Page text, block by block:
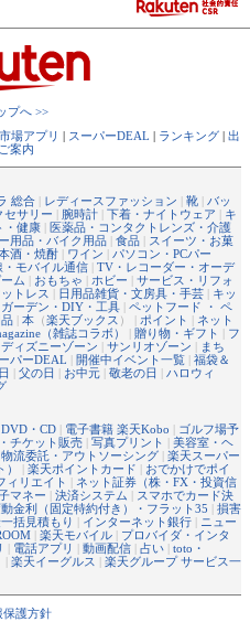
プへ >>
場アプリ | スーパーDEAL | ランキング | 出
案内
総合 | レディースファッション | 靴 | バッ
セサリー | 腕時計 | 下着・ナイトウェア | キ
・健康 | 医薬品・コンタクトレンズ・介護
用品・バイク用品 | 食品 | スイーツ・お菓
酒・焼酎 | ワイン | パソコン・PCパー
・モバイル通信 | TV・レコーダー・オーデ
ム | おもちゃ | ホビー | サービス・リフォ
トレス | 日用品雑貨・文房具・手芸 | キッ
ガーデン・DIY・工具 | ペットフード ・ ペ
| 本 （楽天ブックス ） | ポイント | ネット
（雑誌コラボ） | 贈り物・ギフト | フ
ディズニーゾーン | サンリオゾーン | まち
パーDEAL | 開催中イベント一覧 | 福袋＆
| 父の日 | お中元 | 敬老の日 | ハロウィ
・CD | 電子書籍 楽天Kobo | ゴルフ場予
チケット販売 | 写真プリント | 美容室・ヘ
物流委託・アウトソーシング | 楽天スーパー
| 楽天ポイントカード | おでかけでポイ
ィリエイト | ネット証券（株・FX・投資信
マネー | 決済システム | スマホでカード決
金利（固定特約付き）・フラット35 | 損害
括見積もり | インターネット銀行 | ニュー
| 楽天モバイル | プロバイダ・インタ
| 電話アプリ | 動画配信 | 占い | toto・
| 楽天イーグルス | 楽天グループ サービス一
保護方針